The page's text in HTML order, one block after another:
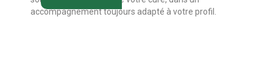
accompagnement toujours adapté à votre profil.